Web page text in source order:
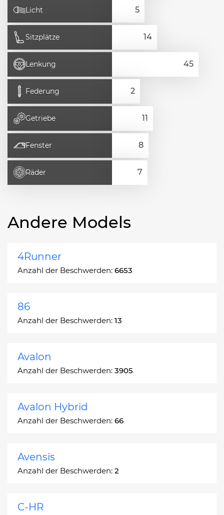
Licht
Sitzplätze
Lenkung
Federung
Getriebe
Fenster
Räder
Andere Models
4Runner
Anzahl der Beschwerden: 6653
86
Anzahl der Beschwerden: 13
Avalon
Anzahl der Beschwerden: 3905
Avalon Hybrid
Anzahl der Beschwerden: 66
Avensis
Anzahl der Beschwerden: 2
C-HR